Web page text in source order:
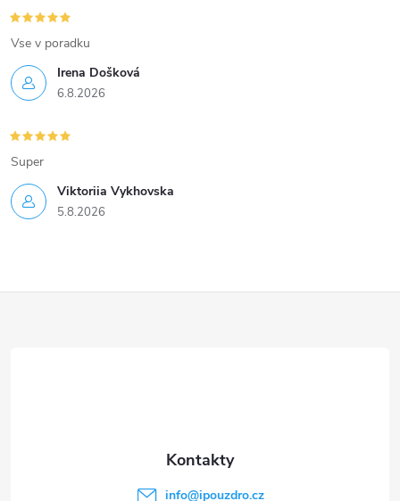
Irena Došková
6.8.2026
Vse v poradku
Viktoriia Vykhovska
5.8.2026
Super
info@ipouzdro.cz